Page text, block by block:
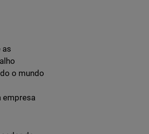
as
o mundo
empresa